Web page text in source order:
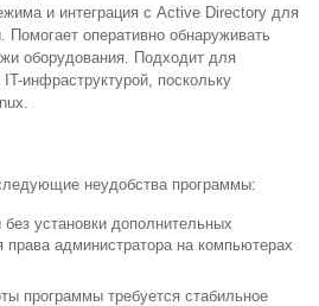
и интеграция с Active Directory для
Помогает оперативно обнаруживать
оборудования. Подходит для
инфраструктурой, поскольку
неудобства программы:
установки дополнительных
права администратора на компьютерах
программы требуется стабильное